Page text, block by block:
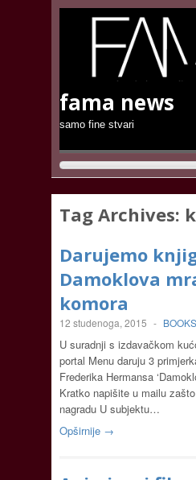
fama news
samo fine stvari
Tag Archives:
Darujemo
Damoklova
komora
12 studenoga, 2015 - BOOKS
U suradnji s izdavačkom
portal Menu daruju 3
Frederika Hermansa
Kratko napišite u mailu
nagradu U subjektu…
Opširnije →